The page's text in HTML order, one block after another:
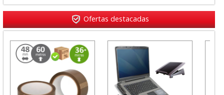
Ofertas destacadas